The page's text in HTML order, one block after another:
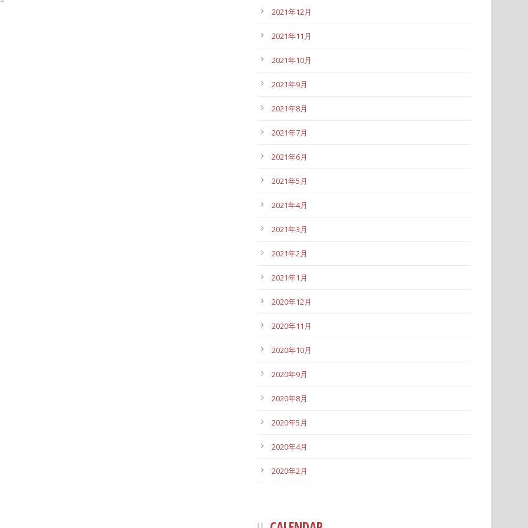
2021年12月
2021年11月
2021年10月
2021年9月
2021年8月
2021年7月
2021年6月
2021年5月
2021年4月
2021年3月
2021年2月
2021年1月
2020年12月
2020年11月
2020年10月
2020年9月
2020年8月
2020年5月
2020年4月
2020年2月